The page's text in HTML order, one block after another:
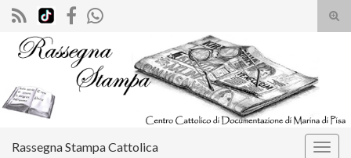
il
Search for:
Rassegna Stampa Cattolica